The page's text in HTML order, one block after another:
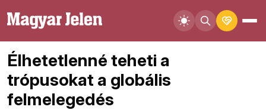
Élhetetlenné teheti a
trópusokat a globális
felmelegedés